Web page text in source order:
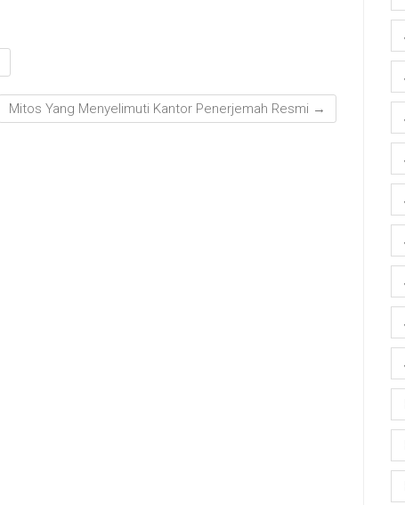
Mitos Yang Menyelimuti Kantor Penerjemah Resmi →